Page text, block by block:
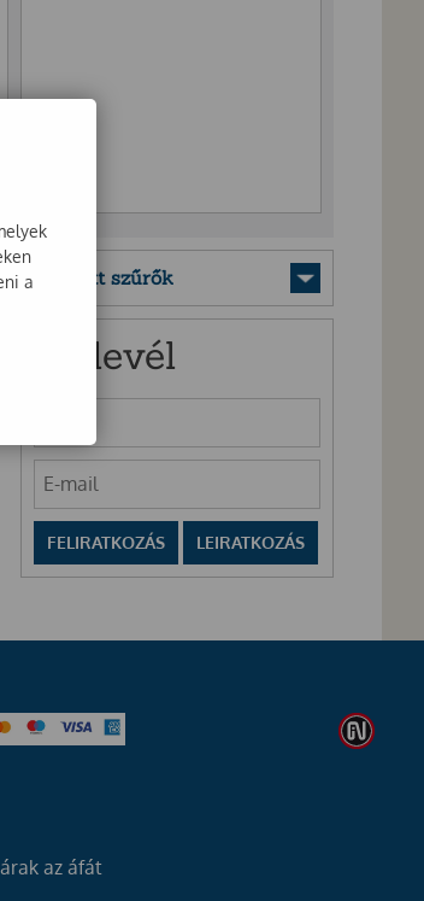
Mentett szűrők
Hírlevél
az áfát
a